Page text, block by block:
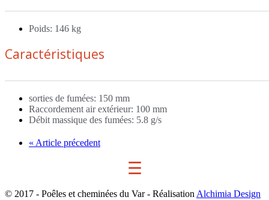
Poids: 146 kg
Caractéristiques
sorties de fumées: 150 mm
Raccordement air extérieur: 100 mm
Débit massique des fumées: 5.8 g/s
« Article précedent
☰
© 2017 - Poêles et cheminées du Var - Réalisation Alchimia Design